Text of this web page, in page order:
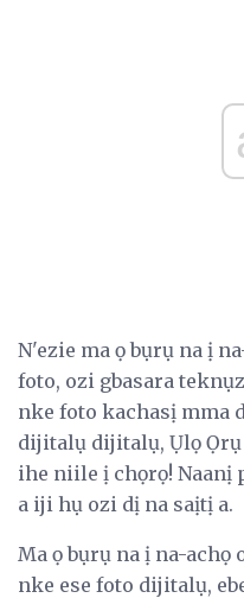
N'ezie ma ọ bụrụ na ị
foto, ozi gbasara
nke foto kachasị mma
dijitalụ dijitalụ, Ụlọ
ihe niile ị chọrọ! Naanị
a iji hụ ozi dị na saịtị a.
Ma ọ bụrụ na ị na-achọ
nke ese foto dijitalụ,